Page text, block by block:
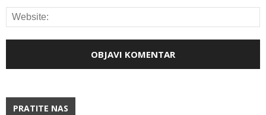
PRATITE NAS